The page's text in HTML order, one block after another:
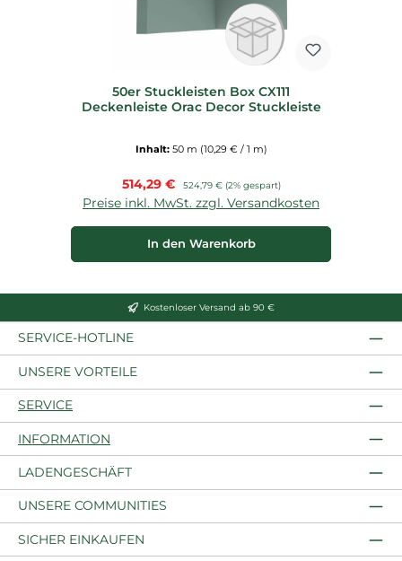
50er Stuckleisten Box CX111
Deckenleiste Orac Decor Stuckleiste
Inhalt: 50 m (10,29 € / 1 m)
Verkaufspreis:
514,29 € Regulärer Preis:
524,79 € (2% gespart)
Preise inkl. MwSt. zzgl. Versandkosten
In den Warenkorb
Kostenloser Versand ab 90 €
SERVICE-HOTLINE
UNSERE VORTEILE
SERVICE
INFORMATION
LADENGESCHÄFT
UNSERE COMMUNITIES
SICHER EINKAUFEN